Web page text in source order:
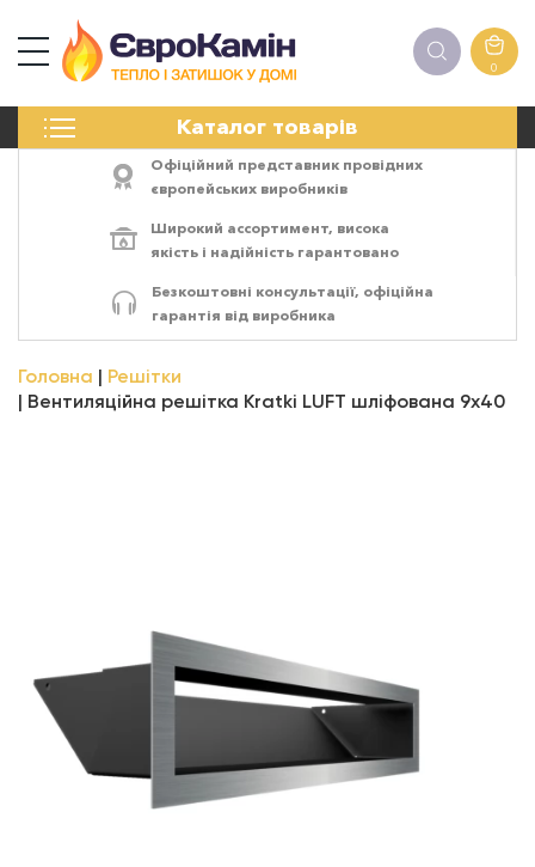
0
Каталог товарів
ПЕЧІ
ЕЛЕКТРОКАМІНИ
АКСЕСУАРИ
Офіційний представник провідних
європейських виробників
Широкий ассортимент, висока
якість і надійність гарантовано
Безкоштовні консультації, офіційна
гарантія від виробника
Головна
Решітки
Вентиляційна решітка Kratki LUFT шліфована 9х40